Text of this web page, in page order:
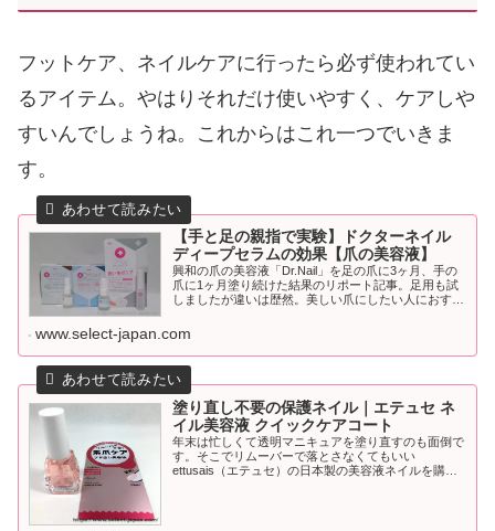
フットケア、ネイルケアに行ったら必ず使われてい
るアイテム。やはりそれだけ使いやすく、ケアしや
すいんでしょうね。これからはこれ一つでいきま
す。
【手と足の親指で実験】ドクターネイル
ディープセラムの効果【爪の美容液】
興和の爪の美容液「Dr.Nail」を足の爪に3ヶ月、手の
爪に1ヶ月塗り続けた結果のリポート記事。足用も試
しましたが違いは歴然。美しい爪にしたい人におすす
www.select-japan.com
塗り直し不要の保護ネイル｜エテュセ ネ
イル美容液 クイックケアコート
年末は忙しくて透明マニキュアを塗り直すのも面倒で
す。そこでリムーバーで落とさなくてもいい
ettusais（エテュセ）の日本製の美容液ネイルを購